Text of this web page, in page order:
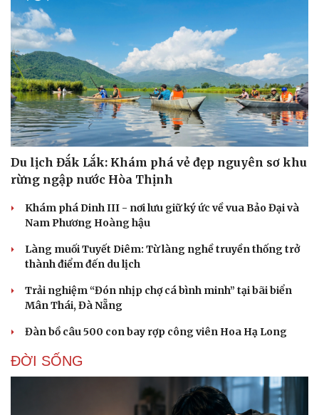
Du lịch Đắk Lắk: Khám phá vẻ đẹp nguyên sơ khu
rừng ngập nước Hòa Thịnh
Khám phá Dinh III - nơi lưu giữ ký ức về vua Bảo Đại và
Nam Phương Hoàng hậu
Làng muối Tuyết Diêm: Từ làng nghề truyền thống trở
thành điểm đến du lịch
Trải nghiệm “Đón nhịp chợ cá bình minh” tại bãi biển
Mân Thái, Đà Nẵng
Đàn bồ câu 500 con bay rợp công viên Hoa Hạ Long
ĐỜI SỐNG